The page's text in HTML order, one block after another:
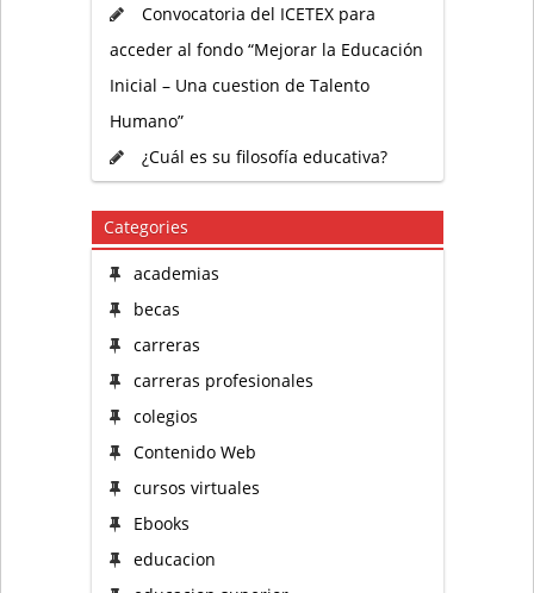
Convocatoria del ICETEX para
acceder al fondo “Mejorar la Educación
Inicial – Una cuestion de Talento
Humano”
¿Cuál es su filosofía educativa?
Categories
academias
becas
carreras
carreras profesionales
colegios
Contenido Web
cursos virtuales
Ebooks
educacion